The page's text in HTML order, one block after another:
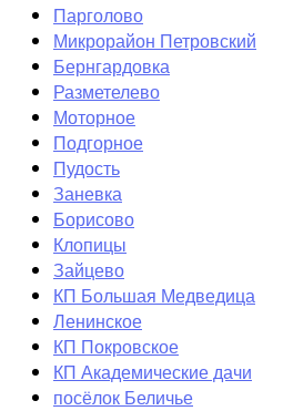
Парголово
Микрорайон Петровский
Бернгардовка
Разметелево
Моторное
Подгорное
Пудость
Заневка
Борисово
Клопицы
Зайцево
КП Большая Медведица
Ленинское
КП Покровское
КП Академические дачи
посёлок Беличье